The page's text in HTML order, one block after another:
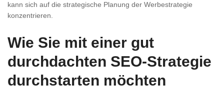
kann sich auf die strategische Planung der Werbestrategie
konzentrieren.
Wie Sie mit einer gut
durchdachten SEO-Strategie
durchstarten möchten